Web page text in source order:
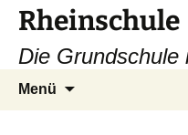
Zum
Inhalt
springen
Rheinschule
Die Grundschule
Menü